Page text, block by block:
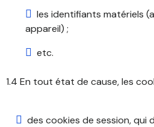
les identifiants matériels
appareil) ;
etc.
1.4 En tout état de cause, les
des cookies de session, qui